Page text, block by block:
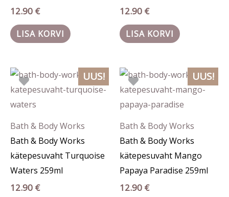
12.90 €
LISA KORVI
12.90 €
LISA KORVI
UUS!
Bath & Body Works
Bath & Body Works
kätepesuvaht Turquoise
Waters 259ml
12.90 €
UUS!
Bath & Body Works
Bath & Body Works
kätepesuvaht Mango
Papaya Paradise 259ml
12.90 €